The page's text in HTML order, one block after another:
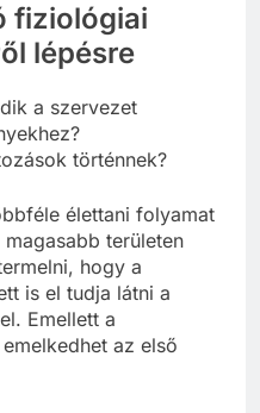
fiziológiai
lépésre
a szervezet
történnek?
élettani folyamat
területen
hogy a
is el tudja látni a
Emellett a
az első